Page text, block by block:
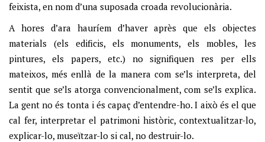
feixista, en nom d’una suposada croada revolucionària.
A hores d’ara hauríem d’haver après que els objectes
materials (els edificis, els monuments, els mobles, les
pintures, els papers, etc.) no signifiquen res per ells
mateixos, més enllà de la manera com se’ls interpreta, del
sentit que se’ls atorga convencionalment, com se’ls explica.
La gent no és tonta i és capaç d’entendre-ho. I això és el que
cal fer, interpretar el patrimoni històric, contextualitzar-lo,
explicar-lo, museïtzar-lo si cal, no destruir-lo.